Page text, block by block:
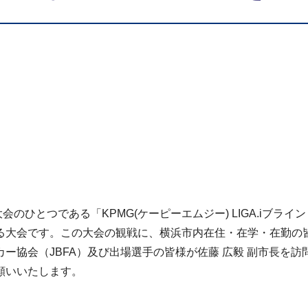
ひとつである「KPMG(ケーピーエムジー) LIGA.iブライ
会です。この大会の観戦に、横浜市内在住・在学・在勤
協会（JBFA）及び出場選手の皆様が佐藤 広毅 副市長を訪
いたします。